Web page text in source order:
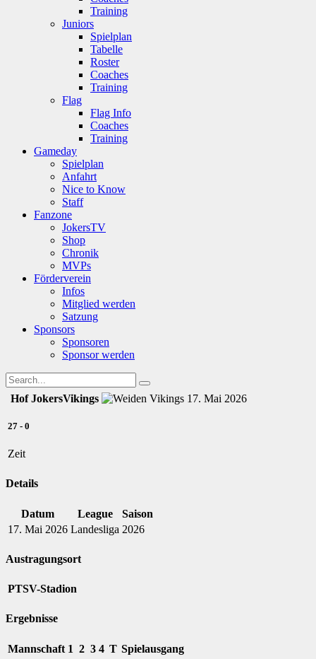
Training
Juniors
Spielplan
Tabelle
Roster
Coaches
Training
Flag
Flag Info
Coaches
Training
Gameday
Spielplan
Anfahrt
Nice to Know
Staff
Fanzone
JokersTV
Shop
Chronik
MVPs
Förderverein
Infos
Mitglied werden
Satzung
Sponsors
Sponsoren
Sponsor werden
Hof JokersVikings 17. Mai 2026
27 - 0
Zeit
Details
Datum League
Saison
17. Mai 2026 Landesliga 2026
Austragungsort
PTSV-Stadion
Ergebnisse
Mannschaft 1 2 3 4 T Spielausgang